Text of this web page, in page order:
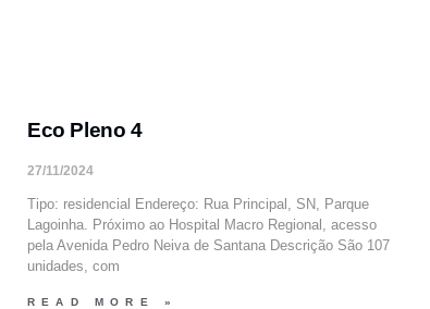
Eco Pleno 4
27/11/2024
Tipo: residencial Endereço: Rua Principal, SN, Parque
Lagoinha. Próximo ao Hospital Macro Regional, acesso
pela Avenida Pedro Neiva de Santana Descrição São 107
unidades, com
READ MORE »